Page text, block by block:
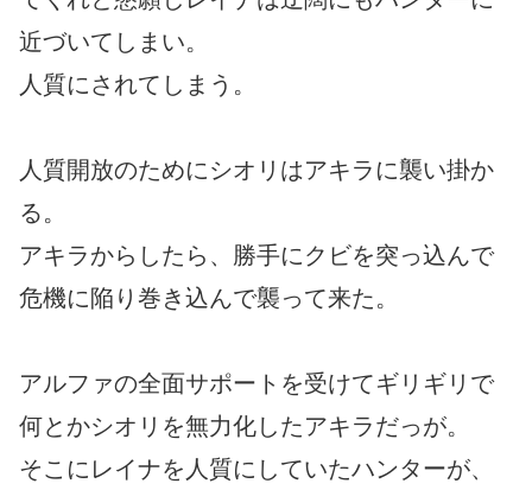
近づいてしまい。
人質にされてしまう。
人質開放のためにシオリはアキラに襲い掛か
る。
アキラからしたら、勝手にクビを突っ込んで
危機に陥り巻き込んで襲って来た。
アルファの全面サポートを受けてギリギリで
何とかシオリを無力化したアキラだっが。
そこにレイナを人質にしていたハンターが、